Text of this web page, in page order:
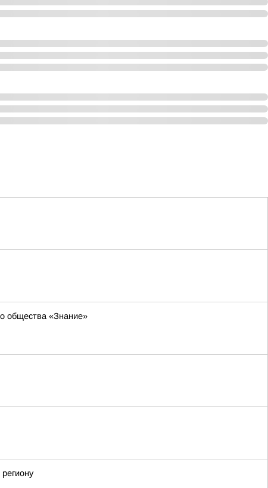
общества «Знание»